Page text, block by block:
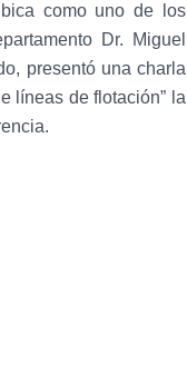
como uno de los
Dr. Miguel
presentó una charla
líneas de flotación” la